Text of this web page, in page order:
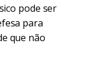
pode ser
para
que não